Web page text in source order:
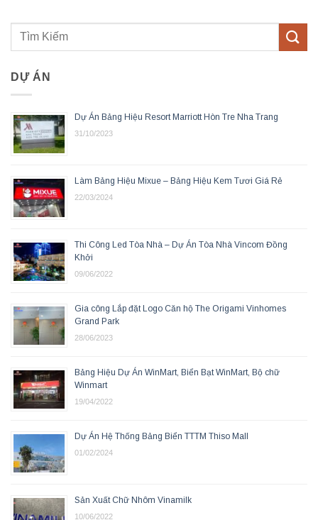
DỰ ÁN
Dự Án Bảng Hiệu Resort Marriott Hòn Tre Nha Trang
31/10/2023
Làm Bảng Hiệu Mixue – Bảng Hiệu Kem Tươi Giá Rẻ
22/03/2024
Thi Công Led Tòa Nhà – Dự Án Tòa Nhà Vincom Đồng
Khởi
09/06/2022
Gia công Lắp đặt Logo Căn hộ The Origami Vinhomes
Grand Park
28/06/2023
Bảng Hiệu Dự Án WinMart, Biển Bạt WinMart, Bộ chữ
Winmart
19/04/2022
Dự Án Hệ Thống Bảng Biển TTTM Thiso Mall
01/02/2024
Sản Xuất Chữ Nhôm Vinamilk
10/06/2022